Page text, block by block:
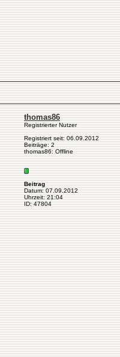
thomas86
Registrierter Nutzer
Registriert seit: 06.09.2012
Beiträge: 2
thomas86: Offline
Beitrag
Datum: 07.09.2012
Uhrzeit: 21:04
ID: 47804